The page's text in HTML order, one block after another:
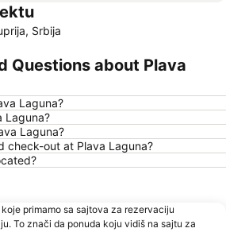
Srbija
Questions about Plava
Laguna?
Laguna?
Laguna?
check-out at Plava Laguna?
primamo sa sajtova za rezervaciju
To znači da ponuda koju vidiš na sajtu za